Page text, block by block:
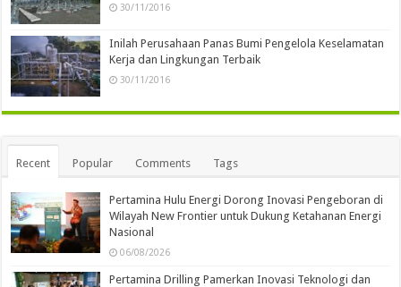
30/11/2016
Inilah Perusahaan Panas Bumi Pengelola Keselamatan
Kerja dan Lingkungan Terbaik
30/11/2016
Recent Popular Comments Tags
Pertamina Hulu Energi Dorong Inovasi Pengeboran di
Wilayah New Frontier untuk Dukung Ketahanan Energi
Nasional
06/08/2026
Pertamina Drilling Pamerkan Inovasi Teknologi dan